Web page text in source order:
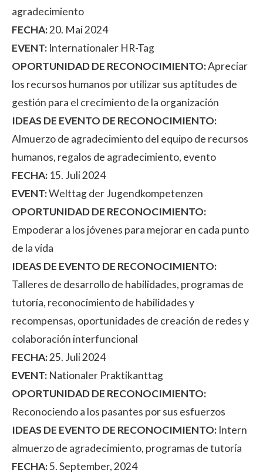
agradecimiento
FECHA:20. Mai 2024
EVENT: Internationaler HR-Tag
OPORTUNIDAD DE RECONOCIMIENTO:Apreciar
los recursos humanos por utilizar sus aptitudes de
gestión para el crecimiento de la organización
IDEAS DE EVENTO DE RECONOCIMIENTO:
Almuerzo de agradecimiento del equipo de recursos
humanos, regalos de agradecimiento, evento
FECHA: 15. Juli 2024
EVENT:Welttag der Jugendkompetenzen
OPORTUNIDAD DE RECONOCIMIENTO:
Empoderar a los jóvenes para mejorar en cada punto
de la vida
IDEAS DE EVENTO DE RECONOCIMIENTO:
Talleres de desarrollo de habilidades, programas de
tutoría, reconocimiento de habilidades y
recompensas, oportunidades de creación de redes y
colaboración interfuncional
FECHA:25. Juli 2024
EVENT: Nationaler Praktikanttag
OPORTUNIDAD DE RECONOCIMIENTO:
Reconociendo a los pasantes por sus esfuerzos
IDEAS DE EVENTO DE RECONOCIMIENTO: Intern
almuerzo de agradecimiento, programas de tutoría
FECHA:5. September, 2024